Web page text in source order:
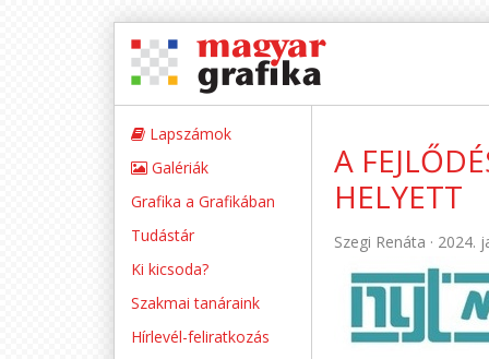
A
HELYETT
Szegi Renáta · 2024.
Lapszámok
Galériák
Grafika a Grafikában
Tudástár
Ki kicsoda?
Szakmai tanáraink
Hírlevél-feliratkozás